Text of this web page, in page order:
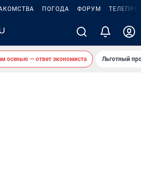
ПОГОДА ФОРУМ
осенью — ответ экономиста Льготный